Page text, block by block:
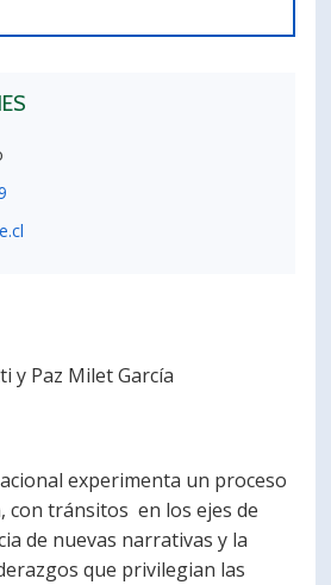
y Paz Milet García
experimenta un proceso
con tránsitos en los ejes de
de nuevas narrativas y la
que privilegian las